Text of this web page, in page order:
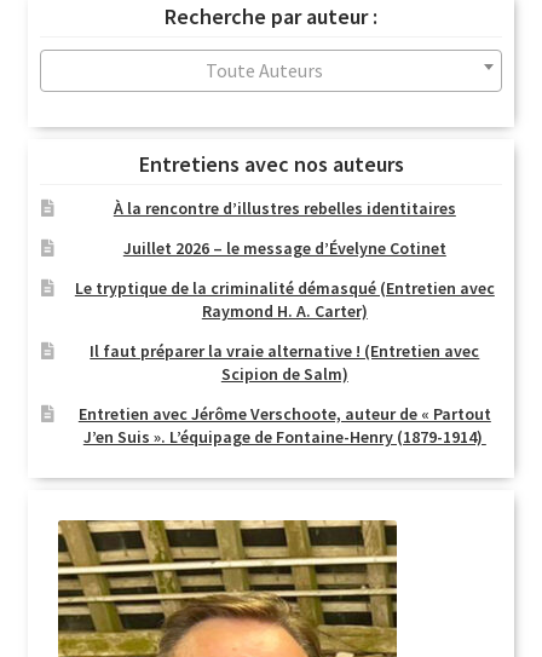
Recherche par auteur :
Toute Auteurs
Entretiens avec nos auteurs
À la rencontre d’illustres rebelles identitaires
Juillet 2026 – le message d’Évelyne Cotinet
Le tryptique de la criminalité démasqué (Entretien avec
Raymond H. A. Carter)
Il faut préparer la vraie alternative ! (Entretien avec
Scipion de Salm)
Entretien avec Jérôme Verschoote, auteur de « Partout
J’en Suis ». L’équipage de Fontaine-Henry (1879-1914)